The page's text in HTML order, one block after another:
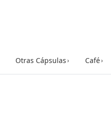
Otras Cápsulas› Café›